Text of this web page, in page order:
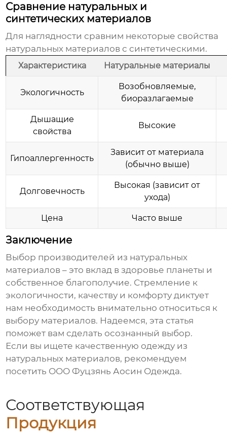
Сравнение натуральных и
синтетических материалов
Для наглядности сравним некоторые свойства
натуральных материалов с синтетическими.
Характеристика Натуральные материалы
Экологичность
Возобновляемые,
биоразлагаемые
Дышащие
свойства
Высокие
Гипоаллергенность
Зависит от материала
(обычно выше)
Долговечность
Высокая (зависит от
ухода)
Цена Часто выше
Заключение
Выбор производителей из натуральных
материалов – это вклад в здоровье планеты и
собственное благополучие. Стремление к
экологичности, качеству и комфорту диктует
нам необходимость внимательно относиться к
выбору материалов. Надеемся, эта статья
поможет вам сделать осознанный выбор.
Если вы ищете качественную одежду из
натуральных материалов, рекомендуем
посетить ООО Фуцзянь Аосин Одежда.
Соответствующая
Продукция